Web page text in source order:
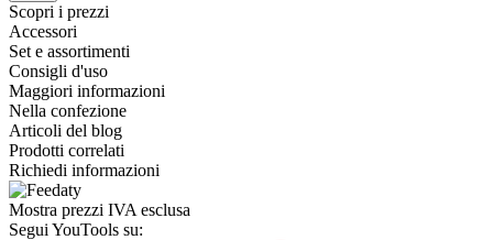
Scopri i prezzi
Accessori
Set e assortimenti
Consigli d'uso
Maggiori informazioni
Nella confezione
Articoli del blog
Prodotti correlati
Richiedi informazioni
Mostra prezzi IVA esclusa
Segui YouTools su: